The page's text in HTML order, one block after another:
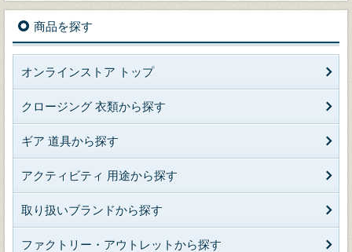
商品を探す
オンラインストア トップ
クロージング 衣類から探す
ギア 道具から探す
アクティビティ 用途から探す
取り扱いブランドから探す
ファクトリー・アウトレットから探す